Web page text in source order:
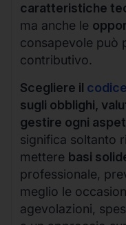
caratteristiche
ma anche le
consapevole può
contributivo.
Scegliere il
sugli obblighi,
gestire ogni
significa soltanto
mettere basi
professionale,
meglio le
agevolazioni,